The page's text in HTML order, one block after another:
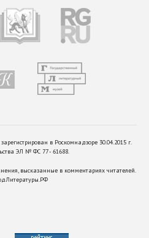
в Роскомнадзоре 30.04.2015 г.
ЭЛ № ФС 77 - 61688.
высказанные в комментариях читателей.